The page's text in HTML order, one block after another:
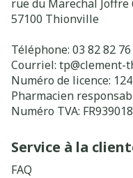
rue du Marechal Joffre
57100 Thionville
Téléphone: 03 82 82
Courriel: tp@clement-
Numéro de licence:
Pharmacien
Numéro TVA:
Service à la
FAQ